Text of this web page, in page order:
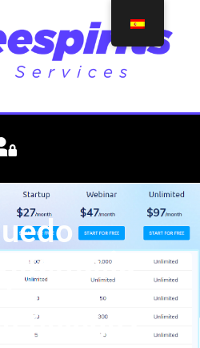
físicos?